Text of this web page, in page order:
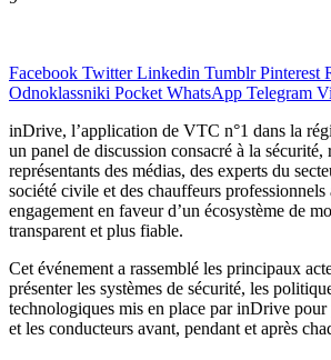
Facebook Twitter Linkedin Tumblr Pinterest
Odnoklassniki Pocket WhatsApp Telegram
inDrive, l’application de VTC n°1 dans la
un panel de discussion consacré à la sécurité,
représentants des médias, des experts du
société civile et des chauffeurs
engagement en faveur d’un écosystème de
transparent et plus fiable.
Cet événement a rassemblé les principaux
présenter les systèmes de sécurité, les
technologiques mis en place par inDrive pour
et les conducteurs avant, pendant et après